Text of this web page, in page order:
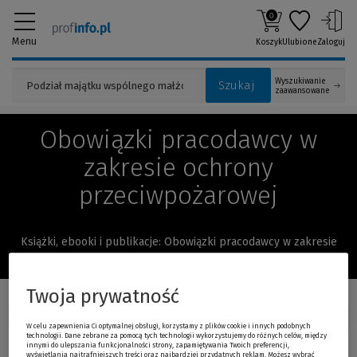
Menu
Szukaj
Wyszukiwanie
zaawansowane
0
KoszykUlubioneZaloguj
Obowiązki pracodawcy w
zakresie ochrony
przeciwpożarowej
Książki, ebooki i publikacje: Obowiązki pracodawcy w zakresie
Promocja! Zapowiedź
Twoja prywatność
W celu zapewnienia Ci optymalnej obsługi, korzystamy z plików cookie i innych podobnych
technologii. Dane zebrane za pomocą tych technologii wykorzystujemy do różnych celów, między
innymi do ulepszania funkcjonalności strony, zapamiętywania Twoich preferencji,
wyświetlania najtrafniejszych treści oraz najbardziej przydatnych reklam. Możesz wybrać